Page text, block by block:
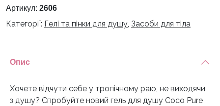
Negro
Артикул: 2606
Категорії: Гелі та пінки для душу, Засоби для тіла
Опис
Хочете відчути себе у тропічному раю, не виходячи
з душу? Спробуйте новий гель для душу Coco Pure